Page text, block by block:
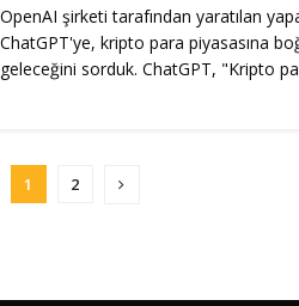
OpenAI şirketi tarafından yaratılan
ChatGPT'ye, kripto para piyasasına
geleceğini sorduk. ChatGPT, "Kripto
1 2